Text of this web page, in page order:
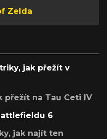
Zelda
jak přežít v
přežít na Tau Ceti IV
6
jak najít ten